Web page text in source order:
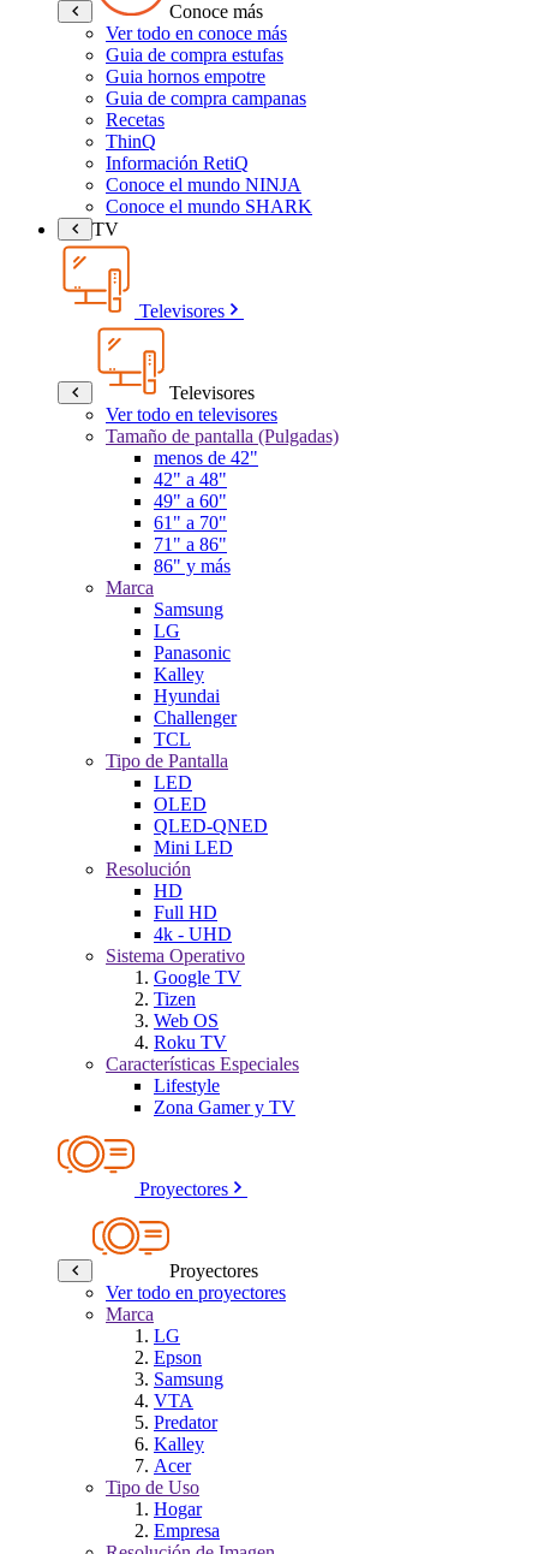
Conoce más
Ver todo en conoce más
Guia de compra estufas
Guia hornos empotre
Guia de compra campanas
Recetas
ThinQ
Información RetiQ
Conoce el mundo NINJA
Conoce el mundo SHARK
TV
Televisores
Televisores
Ver todo en televisores
Tamaño de pantalla (Pulgadas)
menos de 42"
42" a 48"
49" a 60"
61" a 70"
71" a 86"
86" y más
Marca
Samsung
LG
Panasonic
Kalley
Hyundai
Challenger
TCL
Tipo de Pantalla
LED
OLED
QLED-QNED
Mini LED
Resolución
HD
Full HD
4k - UHD
Sistema Operativo
Google TV
Tizen
Web OS
Roku TV
Características Especiales
Lifestyle
Zona Gamer y TV
Proyectores
Proyectores
Ver todo en proyectores
Marca
LG
Epson
Samsung
VTA
Predator
Kalley
Acer
Tipo de Uso
Hogar
Empresa